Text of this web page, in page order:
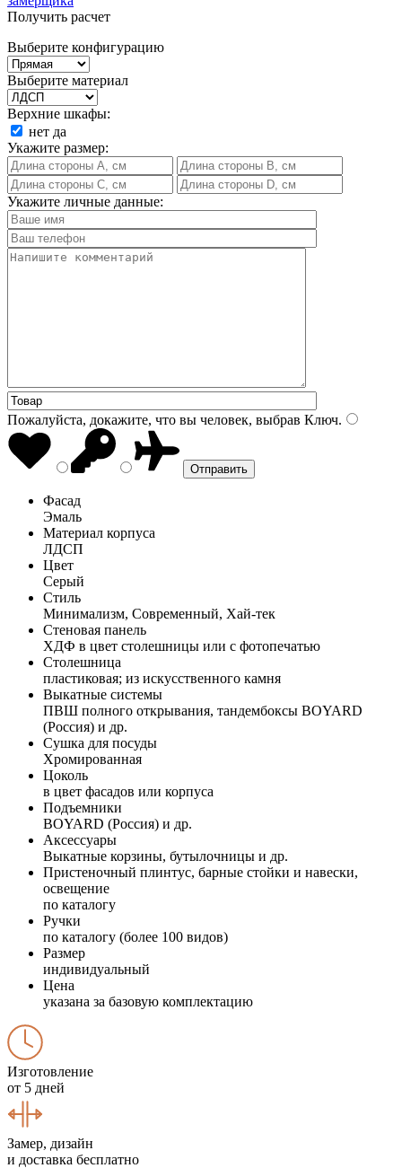
Получить расчет
Выберите конфигурацию
Выберите материал
Верхние шкафы:
нет да
Укажите размер:
Укажите личные данные:
Пожалуйста, докажите, что вы человек, выбрав Ключ.
Фасад
Эмаль
Материал корпуса
ЛДСП
Цвет
Серый
Стиль
Минимализм, Современный, Хай-тек
Стеновая панель
ХДФ в цвет столешницы или с фотопечатью
Столешница
пластиковая; из искусственного камня
Выкатные системы
ПВШ полного открывания, тандембоксы BOYARD
(Россия) и др.
Сушка для посуды
Хромированная
Цоколь
в цвет фасадов или корпуса
Подъемники
BOYARD (Россия) и др.
Аксессуары
Выкатные корзины, бутылочницы и др.
Пристеночный плинтус, барные стойки и навески,
освещение
по каталогу
Ручки
по каталогу (более 100 видов)
Размер
индивидуальный
Цена
указана за базовую комплектацию
Изготовление
от 5 дней
Замер, дизайн
и доставка бесплатно